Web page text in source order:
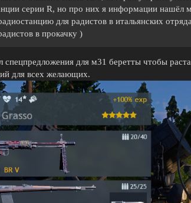
серии R, но про них я информации нашёл
для радистов в итальянских
в прокачку )
спецпредложения для м31 беретты чтобы
для всех желающих.